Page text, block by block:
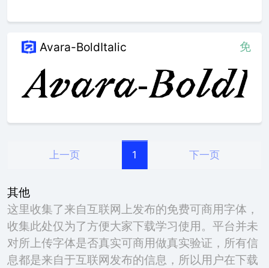
Avara-BoldItalic 免
上一页 1 下一页
其他
这里收集了来自互联网上发布的免费可商用字体，
收集此处仅为了方便大家下载学习使用。平台并未
对所上传字体是否真实可商用做真实验证，所有信
息都是来自于互联网发布的信息，所以用户在下载